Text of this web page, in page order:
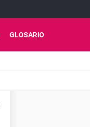
GLOSARIO